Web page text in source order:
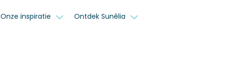
Onze inspiratie Ontdek Sunêlia